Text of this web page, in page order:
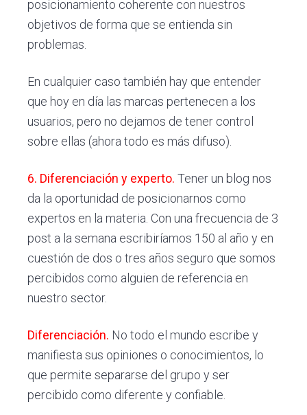
posicionamiento coherente con nuestros
objetivos de forma que se entienda sin
problemas.
En cualquier caso también hay que entender
que hoy en día las marcas pertenecen a los
usuarios, pero no dejamos de tener control
sobre ellas (ahora todo es más difuso).
6. Diferenciación y experto. Tener un blog nos
da la oportunidad de posicionarnos como
expertos en la materia. Con una frecuencia de 3
post a la semana escribiríamos 150 al año y en
cuestión de dos o tres años seguro que somos
percibidos como alguien de referencia en
nuestro sector.
Diferenciación. No todo el mundo escribe y
manifiesta sus opiniones o conocimientos, lo
que permite separarse del grupo y ser
percibido como diferente y confiable.